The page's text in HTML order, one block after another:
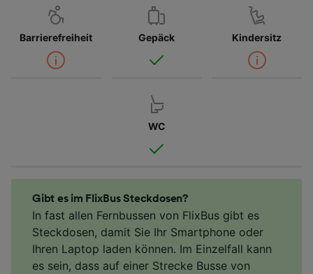
Barrierefreiheit Gepäck Kindersitz
WC
Gibt es im FlixBus Steckdosen?
In fast allen Fernbussen von FlixBus gibt es
Steckdosen, damit Sie Ihr Smartphone oder
Ihren Laptop laden können. Im Einzelfall kann
es sein, dass auf einer Strecke Busse von